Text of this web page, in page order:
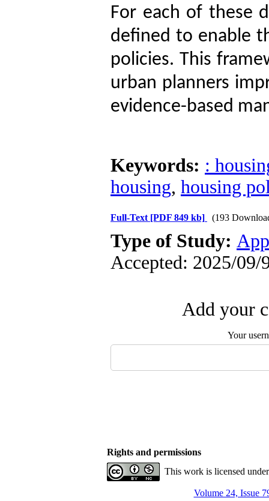
For each of these
defined to enable
policies. This
urban planners
evidence-based
Keywords: :
housing, housing
Full-Text [PDF 849 kb] (193
Type of Study:
Accepted: 2025/09/
Add your
Your
Rights and permissions
This work is licensed
Volume 24, Issue